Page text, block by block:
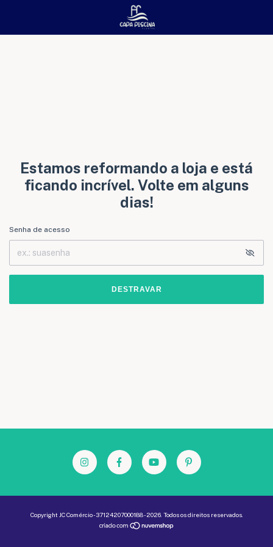
Estamos reformando a loja e está
ficando incrível. Volte em alguns
dias!
Senha de acesso
DESTRAVAR
Copyright JC Comércio - 37124207000188 - 2026. Todos os direitos reservados.